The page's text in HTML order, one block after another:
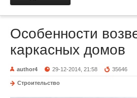
Особенности
каркасных домов
author4 29-12-2014, 21:58 35646
Строительство